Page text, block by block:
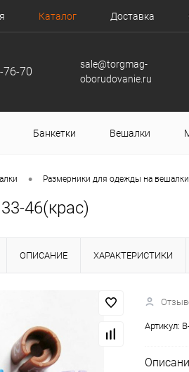
Каталог Доставка
76-70
sale@torgmag-
oborudovanie.ru
Банкетки Вешалки
• Размерники для одежды на вешалки
46(крас)
ОПИСАНИЕ ХАРАКТЕРИСТИКИ
Артикул: